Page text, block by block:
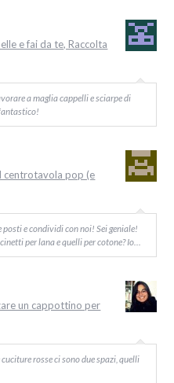
e fai da te, Raccolta
a maglia cappelli e sciarpe di
centrotavola pop (e
e condividi con noi! Sei geniale!
per lana e quelli per cotone? Io…
un cappottino per
rosse ci sono due spazi, quelli